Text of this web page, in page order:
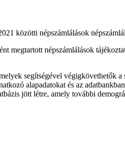
közötti népszámlálások
megtartott népszámlálások
segítségével végigkövethetők
alapadatokat és az
jött létre, amely további